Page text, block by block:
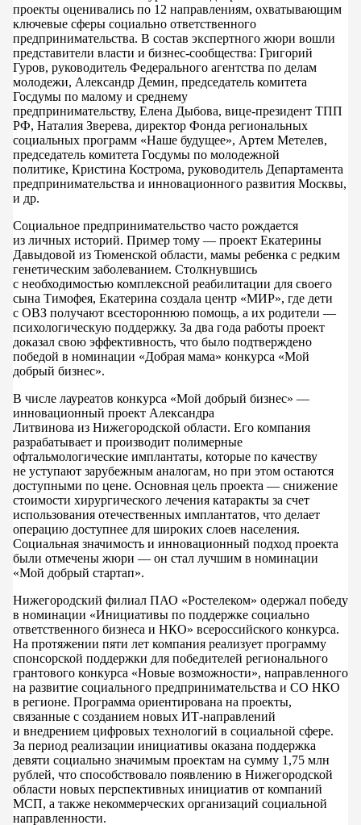
проекты оценивались по 12 направлениям, охватывающим
ключевые сферы социально ответственного
предпринимательства. В состав экспертного жюри вошли
представители власти и бизнес-сообщества: Григорий
Гуров, руководитель Федерального агентства по делам
молодежи, Александр Демин, председатель комитета
Госдумы по малому и среднему
предпринимательству, Елена Дыбова, вице-президент ТПП
РФ, Наталия Зверева, директор Фонда региональных
социальных программ «Наше будущее», Артем Метелев,
председатель комитета Госдумы по молодежной
политике, Кристина Кострома, руководитель Департамента
предпринимательства и инновационного развития Москвы,
и др.
Социальное предпринимательство часто рождается
из личных историй. Пример тому — проект Екатерины
Давыдовой из Тюменской области, мамы ребенка с редким
генетическим заболеванием. Столкнувшись
с необходимостью комплексной реабилитации для своего
сына Тимофея, Екатерина создала центр «МИР», где дети
с ОВЗ получают всестороннюю помощь, а их родители —
психологическую поддержку. За два года работы проект
доказал свою эффективность, что было подтверждено
победой в номинации «Добрая мама» конкурса «Мой
добрый бизнес».
В числе лауреатов конкурса «Мой добрый бизнес» —
инновационный проект Александра
Литвинова из Нижегородской области. Его компания
разрабатывает и производит полимерные
офтальмологические имплантаты, которые по качеству
не уступают зарубежным аналогам, но при этом остаются
доступными по цене. Основная цель проекта — снижение
стоимости хирургического лечения катаракты за счет
использования отечественных имплантатов, что делает
операцию доступнее для широких слоев населения.
Социальная значимость и инновационный подход проекта
были отмечены жюри — он стал лучшим в номинации
«Мой добрый стартап».
Нижегородский филиал ПАО «Ростелеком» одержал победу
в номинации «Инициативы по поддержке социально
ответственного бизнеса и НКО» всероссийского конкурса.
На протяжении пяти лет компания реализует программу
спонсорской поддержки для победителей регионального
грантового конкурса «Новые возможности», направленного
на развитие социального предпринимательства и СО НКО
в регионе. Программа ориентирована на проекты,
связанные с созданием новых ИТ-направлений
и внедрением цифровых технологий в социальной сфере.
За период реализации инициативы оказана поддержка
девяти социально значимым проектам на сумму 1,75 млн
рублей, что способствовало появлению в Нижегородской
области новых перспективных инициатив от компаний
МСП, а также некоммерческих организаций социальной
направленности.